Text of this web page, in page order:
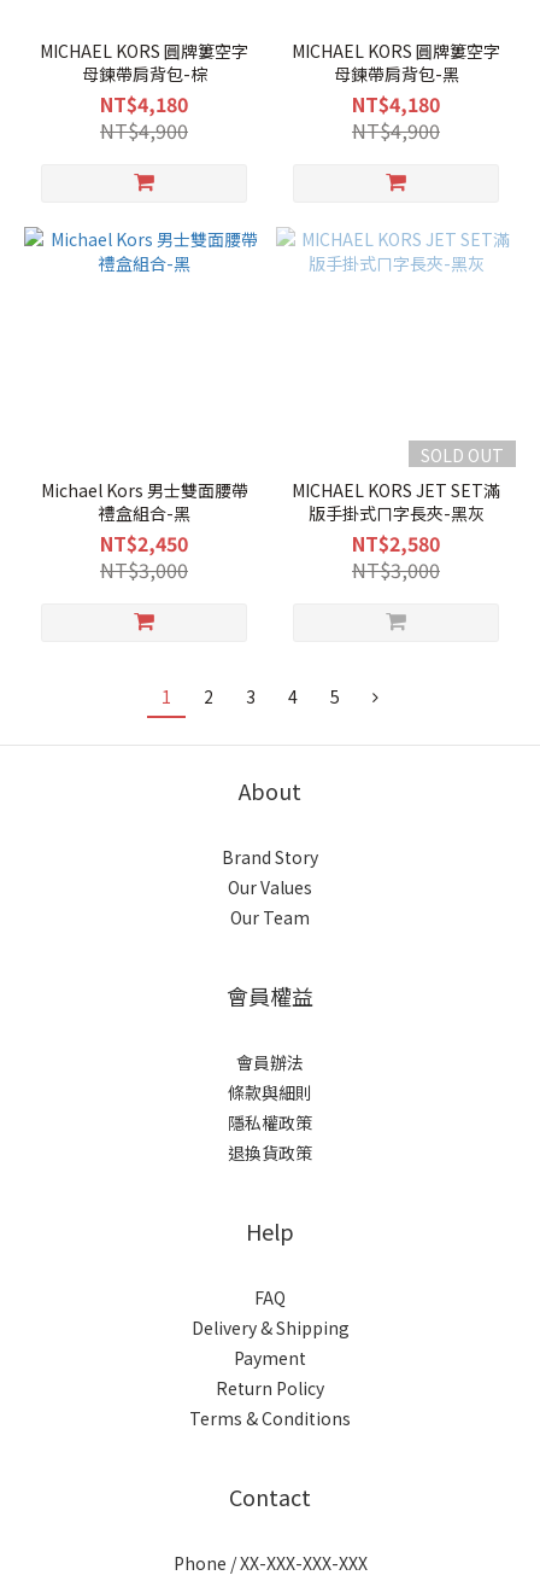
MICHAEL KORS 圓牌簍空字
母鍊帶肩背包-棕
NT$4,180
NT$4,900
MICHAEL KORS 圓牌簍空字
母鍊帶肩背包-黑
NT$4,180
NT$4,900
Michael Kors 男士雙面腰帶
禮盒組合-黑
NT$2,450
NT$3,000
SOLD OUT
MICHAEL KORS JET SET滿
版手掛式ㄇ字長夾-黑灰
NT$2,580
NT$3,000
1 2 3 4 5
About
Brand Story
Our Values
Our Team
會員權益
會員辦法
條款與細則
隱私權政策
退換貨政策
Help
FAQ
Delivery & Shipping
Payment
Return Policy
Terms & Conditions
Contact
Phone / XX-XXX-XXX-XXX